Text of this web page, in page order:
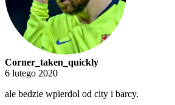
Corner_taken_quickly
6 lutego 2020
ale bedzie wpierdol od city i barcy.